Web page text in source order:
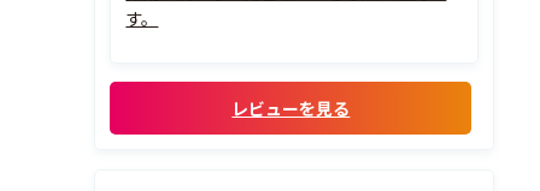
す。
レビューを見る